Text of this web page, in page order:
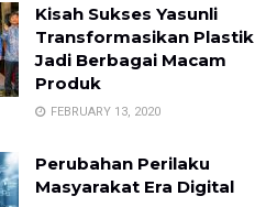
Kisah Sukses Yasunli
Transformasikan Plastik
Jadi Berbagai Macam
Produk
FEBRUARY 13, 2020
Perubahan Perilaku
Masyarakat Era Digital